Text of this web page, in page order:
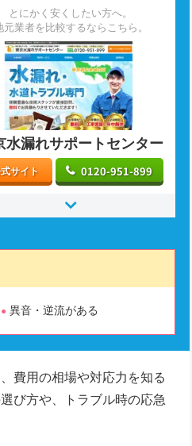
とにかく安くしたい方へ。
元業者を比較するならこちら。
水漏れサポートセンター
サイト 0120-951-899
異音・逆流がある
費用の相場や対応力を知る
び方や、トラブル時の応急